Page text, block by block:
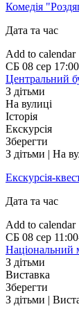
Комедія
Дата та час
Add to calendar
СБ 08 сер
Центральний
З дітьми
На вулиці
Історія
Екскурсія
Зберегти
З дітьми | На
Екскурсія-
Дата та час
Add to calendar
СБ 08 сер
Національний
З дітьми
Виставка
Зберегти
З дітьми |